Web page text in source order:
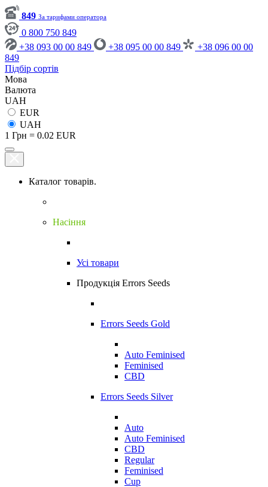
849 За тарифами оператора
0 800 750 849
+38 093 00 00 849
+38 095 00 00 849
+38 096 00 00
849
Підбір сортів
Мова
Валюта
UAH
EUR
UAH
1 Грн = 0.02 EUR
Каталог товарів.
Насіння
Усі товари
Продукція Errors Seeds
Errors Seeds Gold
Auto Feminised
Feminised
CBD
Errors Seeds Silver
Auto
Auto Feminised
CBD
Regular
Feminised
Cup